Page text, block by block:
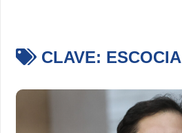
CLAVE: ESCOCIA